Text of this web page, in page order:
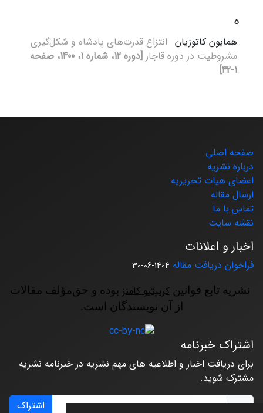
ه
همایون کاتوزیان انتزاع قدرت‌های پادشاه و شکل‌گیری
مشروطیت در دوره قاجار
[دوره 12، شماره 1، 1400، صفحه
1-42]
صفحه اصلی
درباره نشریه
اعضای هیات تحریریه
ارسال مقاله
تماس با ما
نقشه سایت
اخبار و اعلانات
فراخوان دریافت مقاله 1404-06-30
نشریه تابع قوانین کرییتیو کامنز بوده و حق‌مؤلف مقالات
از آن نویسندگان است.
اشتراک خبرنامه
برای دریافت اخبار و اطلاعیه های مهم نشریه در خبرنامه نشریه
مشترک شوید.
اشتراک